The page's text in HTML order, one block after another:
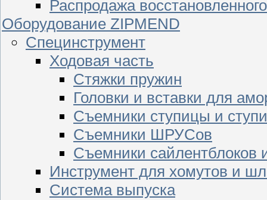
Распродажа
Оборудование ZIPMEND
Специнструмент
Ходовая часть
Стяжки пружин
Головки и вставки для
Съемники ступицы и
Съемники ШРУСов
Съемники сайлентблоков
Инструмент для хомутов и
Система выпуска